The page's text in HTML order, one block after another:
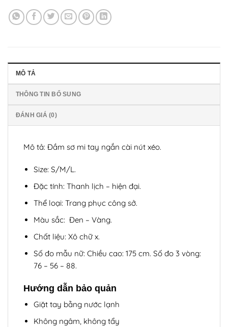
MÔ TẢ
THÔNG TIN BỔ SUNG
ĐÁNH GIÁ (0)
Mô tả: Đầm sơ mi tay ngắn cài nút xéo.
Size: S/M/L.
Đặc tính: Thanh lịch – hiện đại.
Thể loại: Trang phục công sở.
Màu sắc: Đen – Vàng.
Chất liệu: Xô chữ x.
Số đo mẫu nữ: Chiều cao: 175 cm. Số đo 3 vòng:
76 – 56 – 88.
Hướng dẫn bảo quản
Giặt tay bằng nước lạnh
Không ngâm, không tẩy